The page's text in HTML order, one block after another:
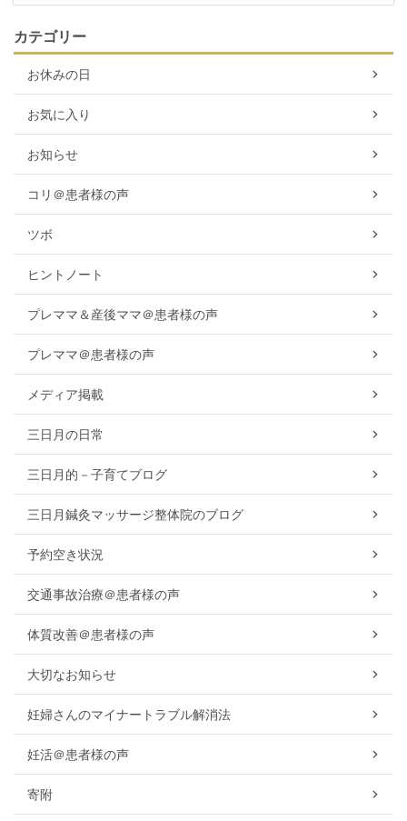
カテゴリー
お休みの日
お気に入り
お知らせ
コリ＠患者様の声
ツボ
ヒントノート
プレママ＆産後ママ＠患者様の声
プレママ＠患者様の声
メディア掲載
三日月の日常
三日月的－子育てブログ
三日月鍼灸マッサージ整体院のブログ
予約空き状況
交通事故治療＠患者様の声
体質改善＠患者様の声
大切なお知らせ
妊婦さんのマイナートラブル解消法
妊活＠患者様の声
寄附